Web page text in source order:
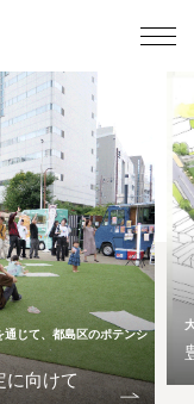
通じて、都島区のポテンシ
に向けて